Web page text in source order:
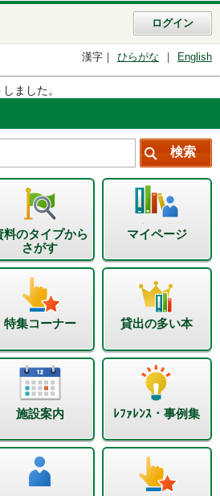
ログイン
漢字 ひらがな English
ました。
料のタイプから
さがす
マイページ
特集コーナー 貸出の多い本
施設案内 ﾚﾌｧﾚﾝｽ・事例集